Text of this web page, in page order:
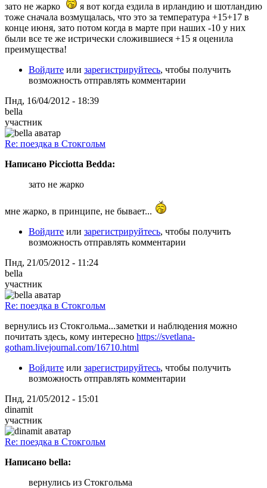
зато не жарко
я вот когда ездила в ирландию и шотландию
тоже сначала возмущалась, что это за температура +15+17 в
конце июня, зато потом когда в марте при наших -10 у них
были все те же истрически сложившиеся +15 я оценила
преимущества!
Войдите или зарегистрируйтесь, чтобы получить
возможность отправлять комментарии
Пнд, 16/04/2012 - 18:39
bella
участник
Re: поездка в Стокгольм
Написано Picciotta Bedda:
зато не жарко
мне жарко, в принципе, не бывает...
Войдите или зарегистрируйтесь, чтобы получить
возможность отправлять комментарии
Пнд, 21/05/2012 - 11:24
bella
участник
Re: поездка в Стокгольм
вернулись из Стокгольма...заметки и наблюдения можно
почитать здесь, кому интересно https://svetlana-
gotham.livejournal.com/16710.html
Войдите или зарегистрируйтесь, чтобы получить
возможность отправлять комментарии
Пнд, 21/05/2012 - 15:01
dinamit
участник
Re: поездка в Стокгольм
Написано bella:
вернулись из Стокгольма